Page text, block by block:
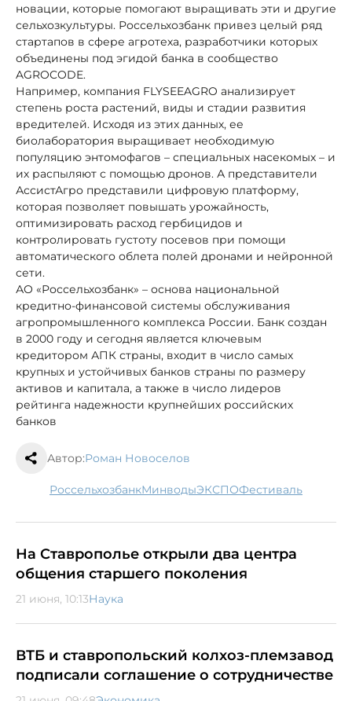
новации, которые помогают выращивать эти и другие
сельхозкультуры. Россельхозбанк привез целый ряд
стартапов в сфере агротеха, разработчики которых
объединены под эгидой банка в сообщество
AGROCODE.
Например, компания FLYSEEAGRO анализирует
степень роста растений, виды и стадии развития
вредителей. Исходя из этих данных, ее
биолаборатория выращивает необходимую
популяцию энтомофагов – специальных насекомых – и
их распыляют с помощью дронов. А представители
АссистАгро представили цифровую платформу,
которая позволяет повышать урожайность,
оптимизировать расход гербицидов и
контролировать густоту посевов при помощи
автоматического облета полей дронами и нейронной
сети.
АО «Россельхозбанк» – основа национальной
кредитно-финансовой системы обслуживания
агропромышленного комплекса России. Банк создан
в 2000 году и сегодня является ключевым
кредитором АПК страны, входит в число самых
крупных и устойчивых банков страны по размеру
активов и капитала, а также в число лидеров
рейтинга надежности крупнейших российских
банков
Автор:Роман Новоселов
Россельхозбанк МинводыЭКСПО фестиваль
На Ставрополье открыли два центра
общения старшего поколения
21 июня, 10:13Наука
ВТБ и ставропольский колхоз-племзавод
подписали соглашение о сотрудничестве